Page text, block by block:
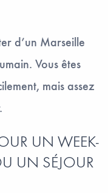
d’un Marseille
Vous êtes
mais assez
UN WEEK-
UN SÉJOUR